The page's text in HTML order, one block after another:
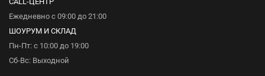
Ежедневно с 09:00 до 21:00
ШОУРУМ И СКЛАД
Пн-Пт: с 10:00 до 19:00
Сб-Вс: Выходной